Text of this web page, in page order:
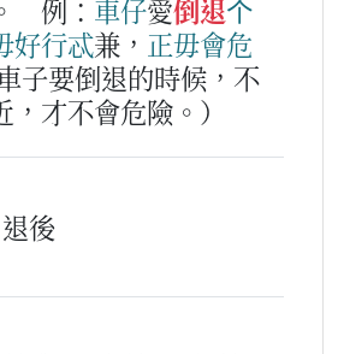
例： 車仔愛倒退个
好行忒兼， 正毋會危
車子要倒退的時候，不
，才不會危險。）
退後